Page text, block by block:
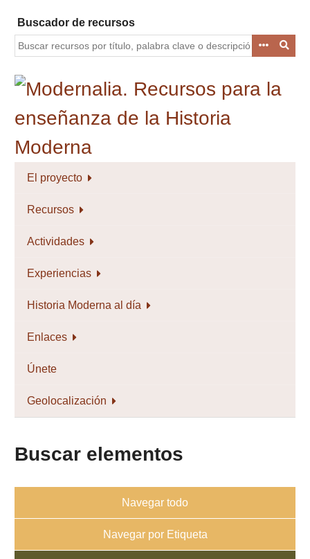
contenido
principal
Buscador de recursos
El proyecto
Recursos
Actividades
Experiencias
Historia Moderna al día
Enlaces
Únete
Geolocalización
Buscar elementos
Navegar todo
Navegar por Etiqueta